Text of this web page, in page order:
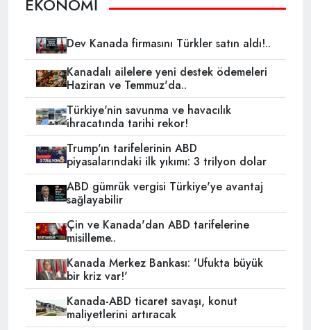
EKONOMİ
Dev Kanada firmasını Türkler satın aldı!..
Kanadalı ailelere yeni destek ödemeleri
Haziran ve Temmuz'da..
Türkiye'nin savunma ve havacılık
ihracatında tarihi rekor!
Trump'ın tarifelerinin ABD
piyasalarındaki ilk yıkımı: 3 trilyon dolar
ABD gümrük vergisi Türkiye'ye avantaj
sağlayabilir
Çin ve Kanada'dan ABD tarifelerine
misilleme..
Kanada Merkez Bankası: 'Ufukta büyük
bir kriz var!'
Kanada-ABD ticaret savaşı, konut
maliyetlerini artıracak